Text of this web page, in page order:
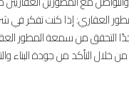
العقاري: إذا كنت تفكر في
التحقق من سمعة المطور
خلال التأكد من جودة البناء